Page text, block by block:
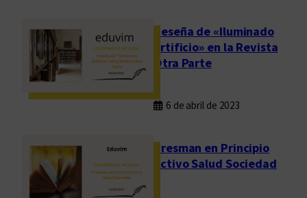
Reseña de «Iluminado
artificio» en la Revista
Otra Parte
6 de abril de 2023
Presman en Principio
Activo Salud Sociedad